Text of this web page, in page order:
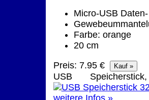
Micro-USB
Farbe: orange
20 cm
Preis: 7.95 €
USB